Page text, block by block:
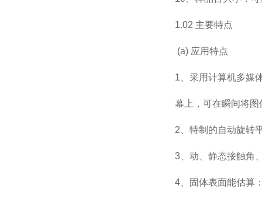
1.02 主要特点
(a) 应用特点
1 、采用计算机多
幕上，可在瞬间将
2 、特制的自动旋转
3 、动、静态接触角
4 、固体表面能估算